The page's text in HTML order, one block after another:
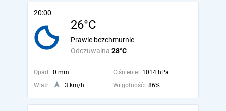
20:00
26°C
Odczuwalna 28°C
Prawie bezchmurnie
Opad: 0 mm Ciśnienie: 1014 hPa
Wiatr:
3 km/h Wilgotność: 86%